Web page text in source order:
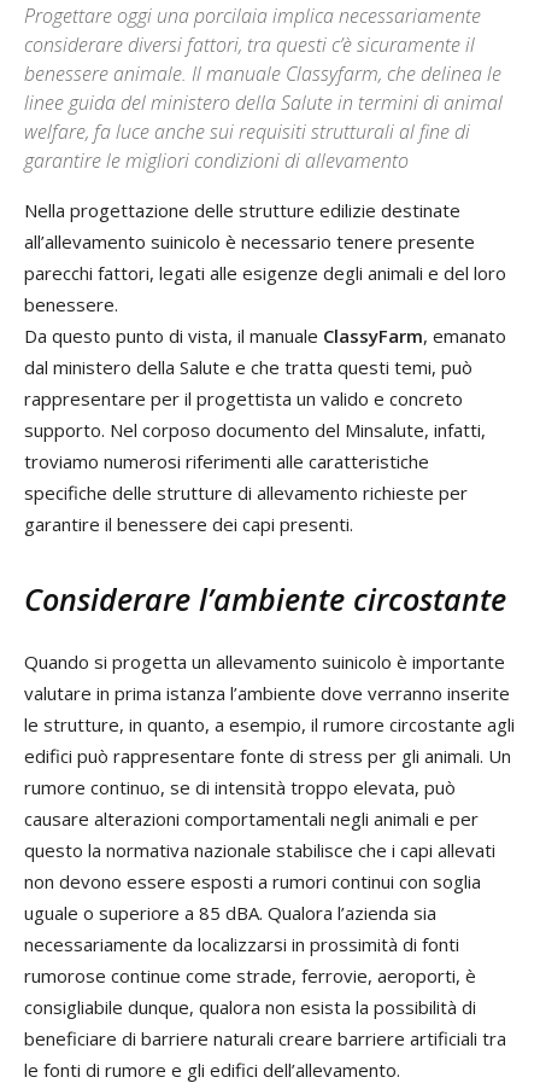
Progettare oggi una porcilaia implica necessariamente
considerare diversi fattori, tra questi c’è sicuramente il
benessere animale. Il manuale Classyfarm, che delinea le
linee guida del ministero della Salute in termini di animal
welfare, fa luce anche sui requisiti strutturali al fine di
garantire le migliori condizioni di allevamento
Nella progettazione delle strutture edilizie destinate
all’allevamento suinicolo è necessario tenere presente
parecchi fattori, legati alle esigenze degli animali e del loro
benessere.
Da questo punto di vista, il manuale ClassyFarm, emanato
dal ministero della Salute e che tratta questi temi, può
rappresentare per il progettista un valido e concreto
supporto. Nel corposo documento del Minsalute, infatti,
troviamo numerosi riferimenti alle caratteristiche
specifiche delle strutture di allevamento richieste per
garantire il benessere dei capi presenti.
Considerare l’ambiente circostante
Quando si progetta un allevamento suinicolo è importante
valutare in prima istanza l’ambiente dove verranno inserite
le strutture, in quanto, a esempio, il rumore circostante agli
edifici può rappresentare fonte di stress per gli animali. Un
rumore continuo, se di intensità troppo elevata, può
causare alterazioni comportamentali negli animali e per
questo la normativa nazionale stabilisce che i capi allevati
non devono essere esposti a rumori continui con soglia
uguale o superiore a 85 dBA. Qualora l’azienda sia
necessariamente da localizzarsi in prossimità di fonti
rumorose continue come strade, ferrovie, aeroporti, è
consigliabile dunque, qualora non esista la possibilità di
beneficiare di barriere naturali creare barriere artificiali tra
le fonti di rumore e gli edifici dell’allevamento.